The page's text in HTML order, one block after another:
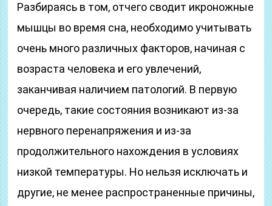
Разбираясь в том, отчего сводит икроножные
мышцы во время сна, необходимо учитывать
очень много различных факторов, начиная с
возраста человека и его увлечений,
заканчивая наличием патологий. В первую
очередь, такие состояния возникают из-за
нервного перенапряжения и из-за
продолжительного нахождения в условиях
низкой температуры. Но нельзя исключать и
другие, не менее распространенные причины,